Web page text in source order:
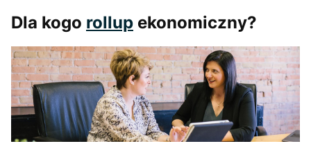
Dla kogo rollup ekonomiczny?